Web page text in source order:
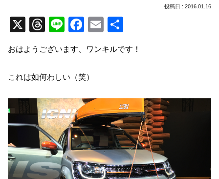
2016.01.16
X
T
e
a
d
s
Li
e
F
c
e
b
o
o
k
E
ail
おはようございます、ワンキルです！
これは如何わしい（笑）